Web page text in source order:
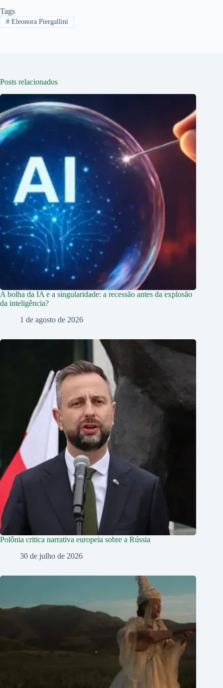
Tags
#Eleonora Piergallini
Posts relacionados
A bolha da IA e a singularidade: a recessão antes da explosão
da inteligência?
1 de agosto de 2026
Polônia critica narrativa europeia sobre a Rússia
30 de julho de 2026